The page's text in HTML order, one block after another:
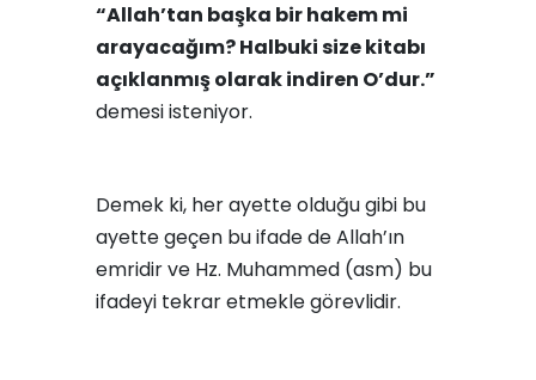
“Allah’tan başka bir hakem mi
arayacağım? Halbuki size kitabı
açıklanmış olarak indiren O’dur.”
demesi isteniyor.
Demek ki, her ayette olduğu gibi bu
ayette geçen bu ifade de Allah’ın
emridir ve Hz. Muhammed (asm) bu
ifadeyi tekrar etmekle görevlidir.